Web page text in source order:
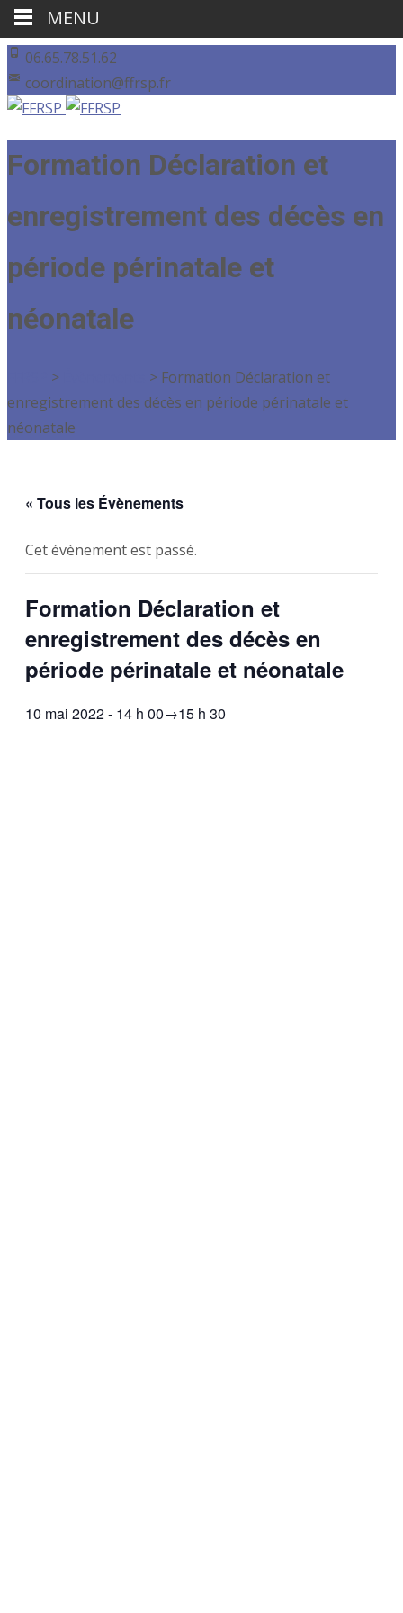
06.65.78.51.62
coordination@ffrsp.fr
Formation Déclaration et
enregistrement des décès en
période périnatale et
néonatale
> > Formation Déclaration et
enregistrement des décès en période périnatale et
néonatale
« Tous les Évènements
Cet évènement est passé.
Formation Déclaration et
enregistrement des décès en
période périnatale et néonatale
10 mai 2022 - 14 h 00→15 h 30
MENU